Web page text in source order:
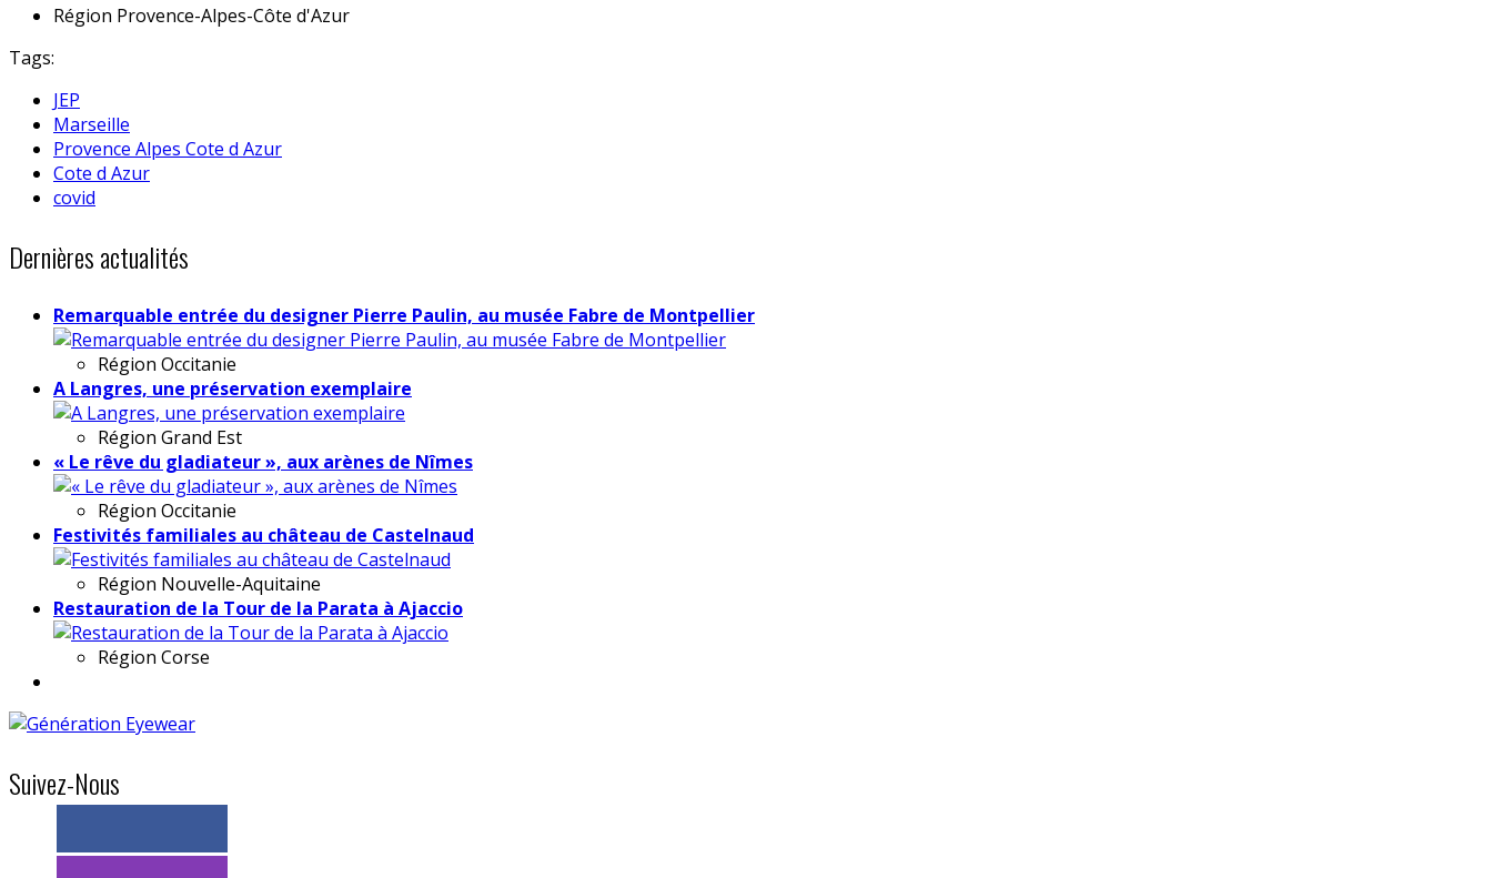
Région Provence-Alpes-Côte d'Azur
Tags:
JEP
Marseille
Provence Alpes Cote d Azur
Cote d Azur
covid
Dernières actualités
Remarquable entrée du designer Pierre Paulin, au musée Fabre de Montpellier
Région Occitanie
A Langres, une préservation exemplaire
Région Grand Est
« Le rêve du gladiateur », aux arènes de Nîmes
Région Occitanie
Festivités familiales au château de Castelnaud
Région Nouvelle-Aquitaine
Restauration de la Tour de la Parata à Ajaccio
Région Corse
Suivez-Nous
> 11k abonnés